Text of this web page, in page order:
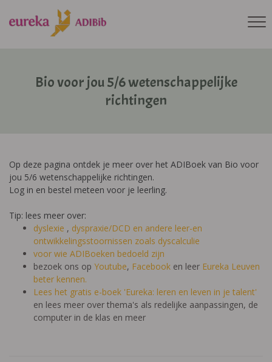
Bio voor jou 5/6 wetenschappelijke
richtingen
Op deze pagina ontdek je meer over het ADIBoek van Bio voor
jou 5/6 wetenschappelijke richtingen.
Log in en bestel meteen voor je leerling.
Tip: lees meer over:
dyslexie , dyspraxie/DCD en andere leer-en
ontwikkelingsstoornissen zoals dyscalculie
voor wie ADIBoeken bedoeld zijn
bezoek ons op Youtube, Facebook en leer Eureka Leuven
beter kennen.
Lees het gratis e-boek 'Eureka: leren en leven in je talent'
en lees meer over thema's als redelijke aanpassingen, de
computer in de klas en meer